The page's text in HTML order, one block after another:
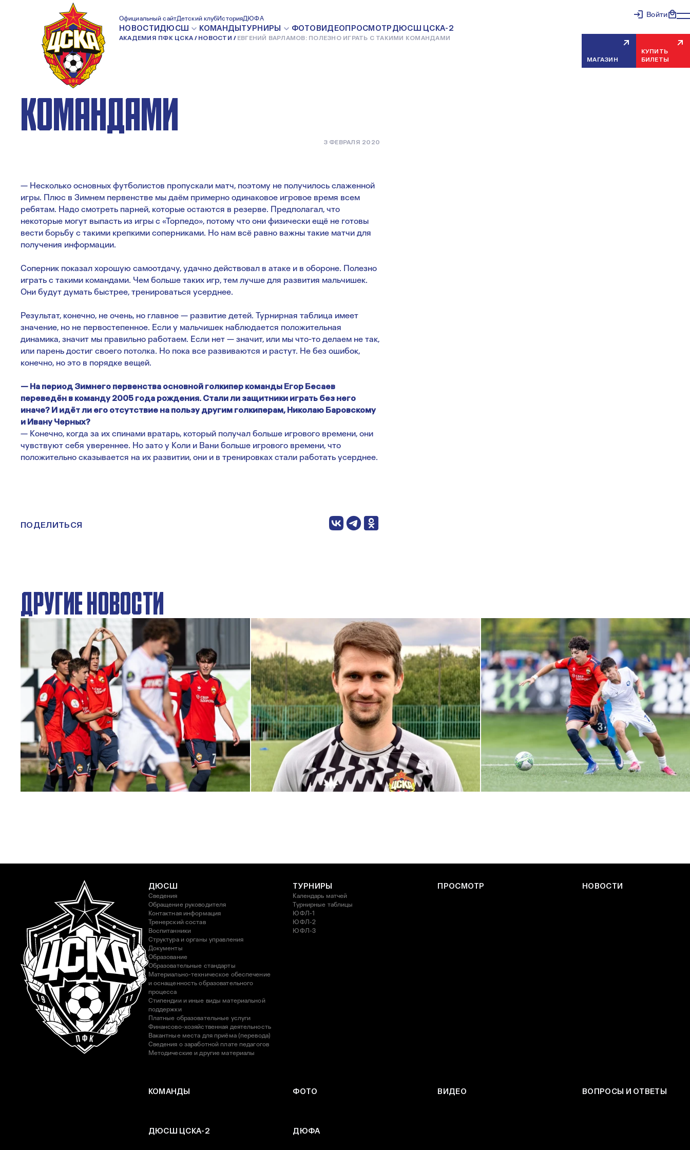
Официальный сайтДетский клубИсторияДЮФА
НОВОСТИДЮСШ КОМАНДЫТУРНИРЫ ФОТОВИДЕОПРОСМОТРДЮСШ ЦСКА-2
АКАДЕМИЯ ПФК ЦСКА НОВОСТИ ЕВГЕНИЙ ВАРЛАМОВ: ПОЛЕЗНО ИГРАТЬ С ТАКИМИ КОМАНДАМИ
Войти
МАГАЗИН
КУПИТЬ
БИЛЕТЫ
ЕВГЕНИЙ ВАРЛАМОВ:
ПОЛЕЗНО ИГРАТЬ С ТАКИМИ
КОМАНДАМИ
3 ФЕВРАЛЯ 2020
— Несколько основных футболистов пропускали матч, поэтому не получилось слаженной
игры. Плюс в Зимнем первенстве мы даём примерно одинаковое игровое время всем
ребятам. Надо смотреть парней, которые остаются в резерве. Предполагал, что
некоторые могут выпасть из игры с «Торпедо», потому что они физически ещё не готовы
вести борьбу с такими крепкими соперниками. Но нам всё равно важны такие матчи для
получения информации.
Соперник показал хорошую самоотдачу, удачно действовал в атаке и в обороне. Полезно
играть с такими командами. Чем больше таких игр, тем лучше для развития мальчишек.
Они будут думать быстрее, тренироваться усерднее.
Результат, конечно, не очень, но главное — развитие детей. Турнирная таблица имеет
значение, но не первостепенное. Если у мальчишек наблюдается положительная
динамика, значит мы правильно работаем. Если нет — значит, или мы что-то делаем не так,
или парень достиг своего потолка. Но пока все развиваются и растут. Не без ошибок,
конечно, но это в порядке вещей.
— На период Зимнего первенства основной голкипер команды Егор Бесаев
переведён в команду 2005 года рождения. Стали ли защитники играть без него
иначе? И идёт ли его отсутствие на пользу другим голкиперам, Николаю Баровскому
и Ивану Черных?
— Конечно, когда за их спинами вратарь, который получал больше игрового времени, они
чувствуют себя увереннее. Но зато у Коли и Вани больше игрового времени, что
положительно сказывается на их развитии, они и в тренировках стали работать усерднее.
ПОДЕЛИТЬСЯ
ДРУГИЕ НОВОСТИ
ЮФЛ: Московское дерби на «Октябре»
3 АВГУСТА 2026 14:15
С возвращением в родной клуб, Антон Александрович!
27 ИЮЛЯ 2026 14:40
ЮФЛ: Армейцы приняли «Чертаново»
ДЮСШ
Сведения
Обращение руководителя
Контактная информация
Тренерский состав
Воспитанники
Структура и органы управления
Документы
Образование
Образовательные стандарты
Материально-техническое обеспечение
и оснащенность образовательного
процесса
Стипендии и иные виды материальной
поддержки
Платные образовательные услуги
Финансово-хозяйственная деятельность
Вакантные места для приёма (перевода)
Сведения о заработной плате педагогов
Методические и другие материалы
ТУРНИРЫ
Календарь матчей
Турнирные таблицы
ЮФЛ-1
ЮФЛ-2
ЮФЛ-3
ПРОСМОТР НОВОСТИ
КОМАНДЫ ФОТО ВИДЕО ВОПРОСЫ И ОТВЕТЫ
ДЮСШ ЦСКА-2 ДЮФА